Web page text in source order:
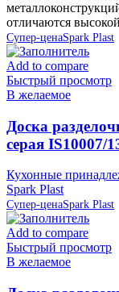
отличаются высокой
Супер-ценаSpark Plast
Add to compare
Быстрый просмотр
В желаемое
Доска
серая IS10007/
Кухонные
Spark Plast
Супер-ценаSpark Plast
Add to compare
Быстрый просмотр
В желаемое